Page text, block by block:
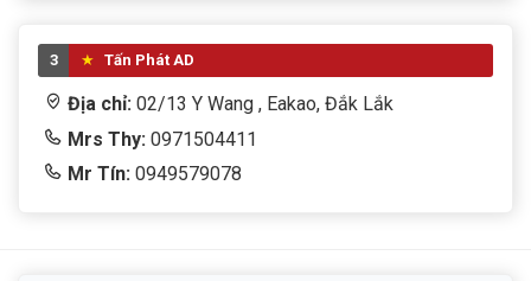
3 Tấn Phát AD
Địa chỉ: 02/13 Y Wang , Eakao, Đắk Lắk
Mrs Thy: 0971504411
Mr Tín: 0949579078